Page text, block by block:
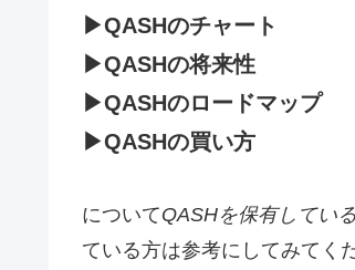
▶QASHのチャート
▶QASHの将来性
▶QASHのロードマップ
▶QASHの買い方
についてQASHを保有してい
ている方は参考にしてみてく